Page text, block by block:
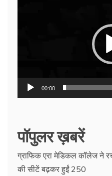
00:00
पॉपुलर ख़बरें
ग्राफिक एरा मेडिकल कॉलेज ने
की सीटें बढ़कर हुईं 250